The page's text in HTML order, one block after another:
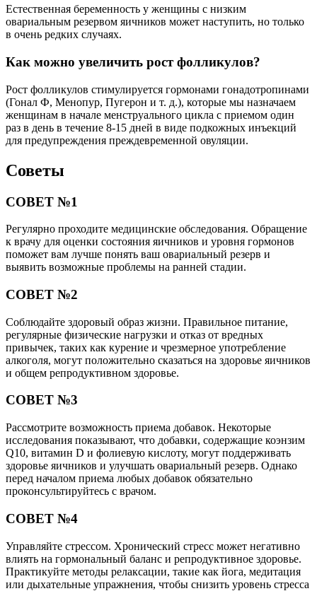
Естественная беременность у женщины с низким
овариальным резервом яичников может наступить, но только
в очень редких случаях.
Как можно увеличить рост фолликулов?
Рост фолликулов стимулируется гормонами гонадотропинами
(Гонал Ф, Менопур, Пугерон и т. д.), которые мы назначаем
женщинам в начале менструального цикла с приемом один
раз в день в течение 8-15 дней в виде подкожных инъекций
для предупреждения преждевременной овуляции.
Советы
СОВЕТ №1
Регулярно проходите медицинские обследования. Обращение
к врачу для оценки состояния яичников и уровня гормонов
поможет вам лучше понять ваш овариальный резерв и
выявить возможные проблемы на ранней стадии.
СОВЕТ №2
Соблюдайте здоровый образ жизни. Правильное питание,
регулярные физические нагрузки и отказ от вредных
привычек, таких как курение и чрезмерное употребление
алкоголя, могут положительно сказаться на здоровье яичников
и общем репродуктивном здоровье.
СОВЕТ №3
Рассмотрите возможность приема добавок. Некоторые
исследования показывают, что добавки, содержащие коэнзим
Q10, витамин D и фолиевую кислоту, могут поддерживать
здоровье яичников и улучшать овариальный резерв. Однако
перед началом приема любых добавок обязательно
проконсультируйтесь с врачом.
СОВЕТ №4
Управляйте стрессом. Хронический стресс может негативно
влиять на гормональный баланс и репродуктивное здоровье.
Практикуйте методы релаксации, такие как йога, медитация
или дыхательные упражнения, чтобы снизить уровень стресса